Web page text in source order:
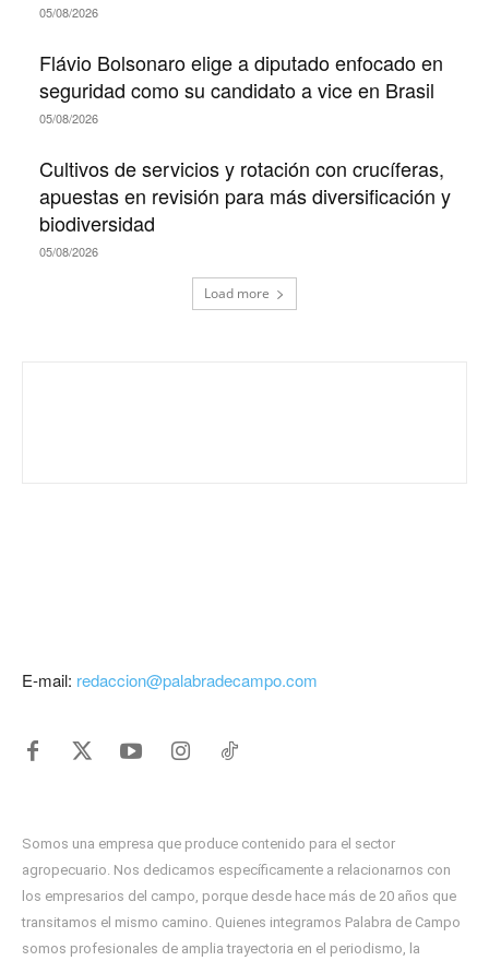
05/08/2026
Flávio Bolsonaro elige a diputado enfocado en
seguridad como su candidato a vice en Brasil
05/08/2026
Cultivos de servicios y rotación con crucíferas,
apuestas en revisión para más diversificación y
biodiversidad
05/08/2026
Load more
E-mail: redaccion@palabradecampo.com
Somos una empresa que produce contenido para el sector
agropecuario. Nos dedicamos específicamente a relacionarnos con
los empresarios del campo, porque desde hace más de 20 años que
transitamos el mismo camino. Quienes integramos Palabra de Campo
somos profesionales de amplia trayectoria en el periodismo, la